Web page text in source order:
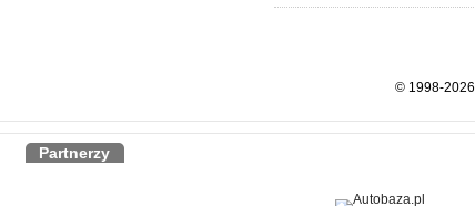
© 1998-2026
Partnerzy